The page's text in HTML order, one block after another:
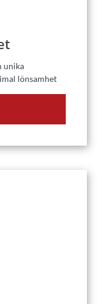
unika
lönsamhet